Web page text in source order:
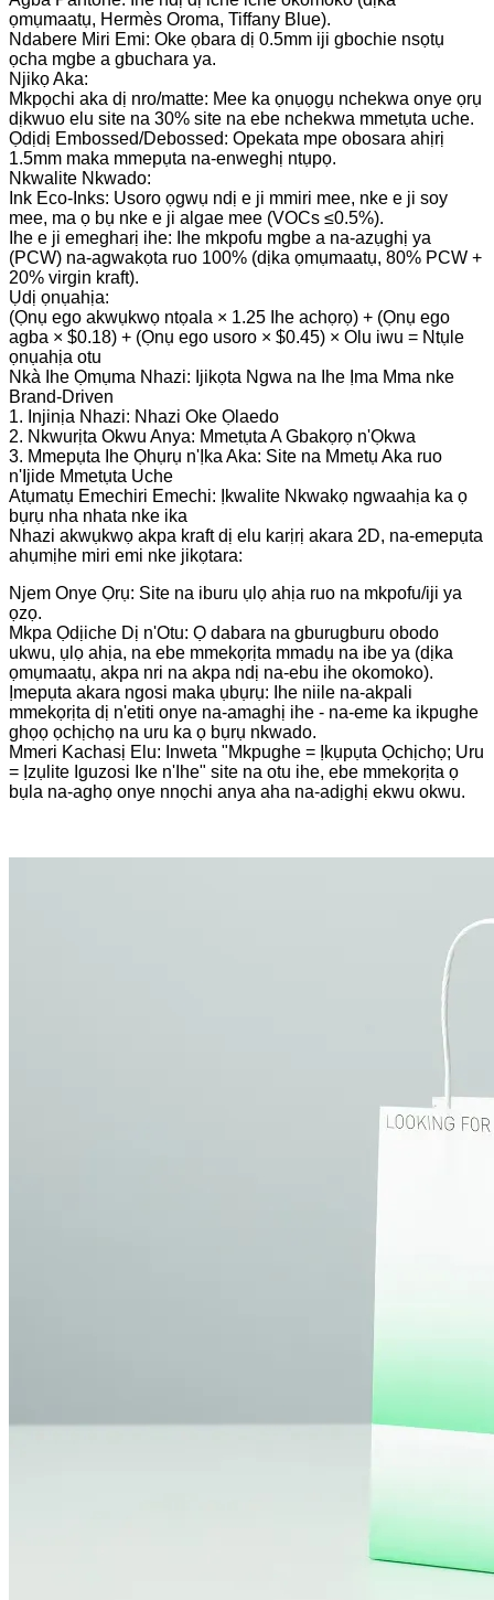
ọmụmaatụ, Hermès Oroma, Tiffany Blue).
Ndabere Miri Emi: Oke ọbara dị 0.5mm iji gbochie nsọtụ
ọcha mgbe a gbuchara ya.
Njikọ Aka:
Mkpọchi aka dị nro/matte: Mee ka ọnụọgụ nchekwa onye ọrụ
dịkwuo elu site na 30% site na ebe nchekwa mmetụta uche.
Ọdịdị Embossed/Debossed: Opekata mpe obosara ahịrị
1.5mm maka mmepụta na-enweghị ntụpọ.
Nkwalite Nkwado:
Ink Eco-Inks: Usoro ọgwụ ndị e ji mmiri mee, nke e ji soy
mee, ma ọ bụ nke e ji algae mee (VOCs ≤0.5%).
Ihe e ji emegharị ihe: Ihe mkpofu mgbe a na-azụghị ya
(PCW) na-agwakọta ruo 100% (dịka ọmụmaatụ, 80% PCW +
20% virgin kraft).
Ụdị ọnụahịa:
(Ọnụ ego akwụkwọ ntọala × 1.25 Ihe achọrọ) + (Ọnụ ego
agba × $0.18) + (Ọnụ ego usoro × $0.45) × Olu iwu = Ntụle
ọnụahịa otu
Nkà Ihe Ọmụma Nhazi: Ijikọta Ngwa na Ihe Ịma Mma nke
Brand-Driven
1. Injinịa Nhazi: Nhazi Oke Ọlaedo
2. Nkwurịta Okwu Anya: Mmetụta A Gbakọrọ n'Ọkwa
3. Mmepụta Ihe Ọhụrụ n'Ịka Aka: Site na Mmetụ Aka ruo
n'Ijide Mmetụta Uche
Atụmatụ Emechiri Emechi: Ịkwalite Nkwakọ ngwaahịa ka ọ
bụrụ nha nhata nke ika
Nhazi akwụkwọ akpa kraft dị elu karịrị akara 2D, na-emepụta
ahụmịhe miri emi nke jikọtara:
Njem Onye Ọrụ: Site na iburu ụlọ ahịa ruo na mkpofu/iji ya
ọzọ.
Mkpa Ọdịiche Dị n'Otu: Ọ dabara na gburugburu obodo
ukwu, ụlọ ahịa, na ebe mmekọrịta mmadụ na ibe ya (dịka
ọmụmaatụ, akpa nri na akpa ndị na-ebu ihe okomoko).
Ịmepụta akara ngosi maka ụbụrụ: Ihe niile na-akpali
mmekọrịta dị n'etiti onye na-amaghị ihe - na-eme ka ikpughe
ghọọ ọchịchọ na uru ka ọ bụrụ nkwado.
Mmeri Kachasị Elu: Inweta "Mkpughe = Ịkụpụta Ọchịchọ; Uru
= Ịzụlite Iguzosi Ike n'Ihe" site na otu ihe, ebe mmekọrịta ọ
bụla na-aghọ onye nnọchi anya aha na-adịghị ekwu okwu.